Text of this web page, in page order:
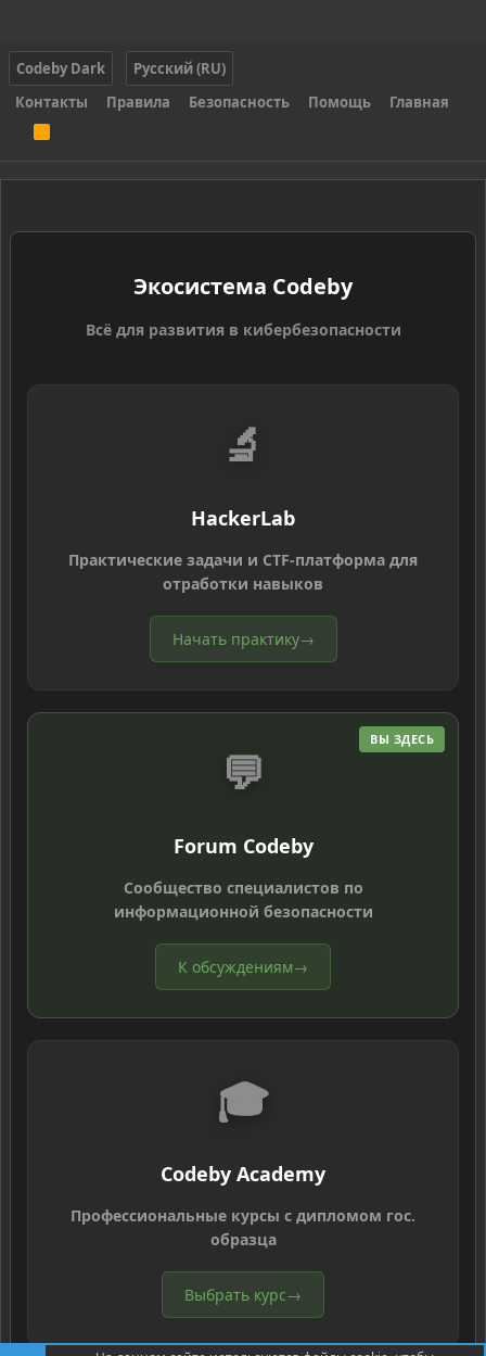
Codeby Dark
Русский (RU)
Контакты
Правила Безопасность Помощь Главная
S
Экосистема Codeby
Всё для развития в кибербезопасности
🔬
HackerLab
Практические задачи и CTF-платформа для
отработки навыков
Начать практику→
ВЫ ЗДЕСЬ
💬
Forum Codeby
Сообщество специалистов по
информационной безопасности
К обсуждениям→
🎓
Codeby Academy
Профессиональные курсы с дипломом гос.
образца
Выбрать курс→